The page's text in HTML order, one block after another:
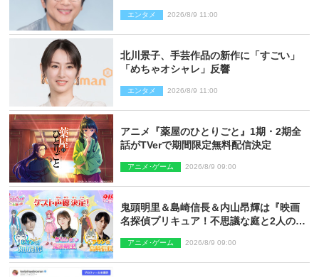
エンタメ 2026/8/9 11:00
北川景子、手芸作品の新作に「すごい」
「めちゃオシャレ」反響
エンタメ 2026/8/9 11:00
アニメ『薬屋のひとりごと』1期・2期全
話がTVerで期間限定無料配信決定
アニメ･ゲーム 2026/8/9 09:00
鬼頭明里＆島崎信長＆内山昂輝は『映画
名探偵プリキュア！不思議な庭と2人の秘
アニメ･ゲーム 2026/8/9 09:00